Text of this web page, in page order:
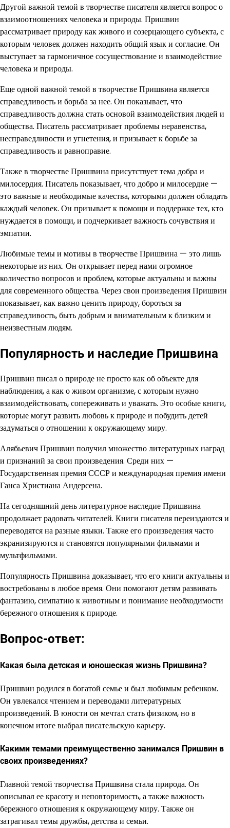
Другой важной темой в творчестве писателя является вопрос о
взаимоотношениях человека и природы. Пришвин
рассматривает природу как живого и созерцающего субъекта, с
которым человек должен находить общий язык и согласие. Он
выступает за гармоничное сосуществование и взаимодействие
человека и природы.
Еще одной важной темой в творчестве Пришвина является
справедливость и борьба за нее. Он показывает, что
справедливость должна стать основой взаимодействия людей и
общества. Писатель рассматривает проблемы неравенства,
несправедливости и угнетения, и призывает к борьбе за
справедливость и равноправие.
Также в творчестве Пришвина присутствует тема добра и
милосердия. Писатель показывает, что добро и милосердие —
это важные и необходимые качества, которыми должен обладать
каждый человек. Он призывает к помощи и поддержке тех, кто
нуждается в помощи, и подчеркивает важность сочувствия и
эмпатии.
Любимые темы и мотивы в творчестве Пришвина — это лишь
некоторые из них. Он открывает перед нами огромное
количество вопросов и проблем, которые актуальны и важны
для современного общества. Через свои произведения Пришвин
показывает, как важно ценить природу, бороться за
справедливость, быть добрым и внимательным к близким и
неизвестным людям.
Популярность и наследие Пришвина
Пришвин писал о природе не просто как об объекте для
наблюдения, а как о живом организме, с которым нужно
взаимодействовать, сопереживать и уважать. Это особые книги,
которые могут развить любовь к природе и побудить детей
задуматься о отношении к окружающему миру.
Алябьевич Пришвин получил множество литературных наград
и признаний за свои произведения. Среди них —
Государственная премия СССР и международная премия имени
Ганса Христиана Андерсена.
На сегодняшний день литературное наследие Пришвина
продолжает радовать читателей. Книги писателя переиздаются и
переводятся на разные языки. Также его произведения часто
экранизируются и становятся популярными фильмами и
мультфильмами.
Популярность Пришвина доказывает, что его книги актуальны и
востребованы в любое время. Они помогают детям развивать
фантазию, симпатию к животным и понимание необходимости
бережного отношения к природе.
Вопрос-ответ:
Какая была детская и юношеская жизнь Пришвина?
Пришвин родился в богатой семье и был любимым ребенком.
Он увлекался чтением и переводами литературных
произведений. В юности он мечтал стать физиком, но в
конечном итоге выбрал писательскую карьеру.
Какими темами преимущественно занимался Пришвин в
своих произведениях?
Главной темой творчества Пришвина стала природа. Он
описывал ее красоту и неповторимость, а также важность
бережного отношения к окружающему миру. Также он
затрагивал темы дружбы, детства и семьи.